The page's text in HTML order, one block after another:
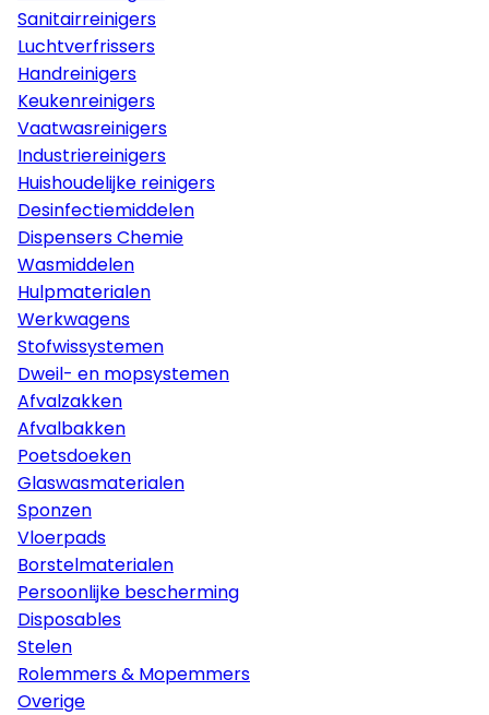
Sanitairreinigers
Luchtverfrissers
Handreinigers
Keukenreinigers
Vaatwasreinigers
Industriereinigers
Huishoudelijke reinigers
Desinfectiemiddelen
Dispensers Chemie
Wasmiddelen
Hulpmaterialen
Werkwagens
Stofwissystemen
Dweil- en mopsystemen
Afvalzakken
Afvalbakken
Poetsdoeken
Glaswasmaterialen
Sponzen
Vloerpads
Borstelmaterialen
Persoonlijke bescherming
Disposables
Stelen
Rolemmers & Mopemmers
Overige